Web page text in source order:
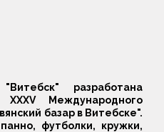
разработана
XXXV Международного
базар в Витебске".
футболки, кружки,